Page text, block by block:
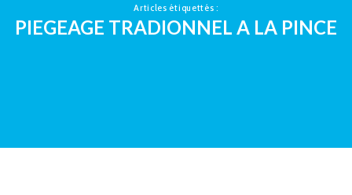
Articles étiquettés :
PIEGEAGE TRADIONNEL A LA PINCE